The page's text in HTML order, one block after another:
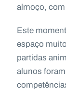
almoço,
Este
espaço
partidas
alunos